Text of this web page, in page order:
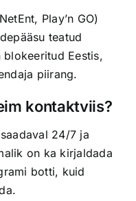
Play’n GO)
teatud
Eestis,
piirang.
kontaktviis?
24/7 ja
on ka kirjaldada
botti, kuid